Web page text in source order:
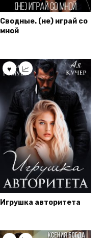
Сводные. (не) играй со
мной
Игрушка авторитета